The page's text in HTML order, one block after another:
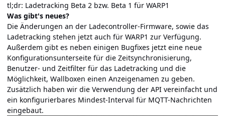
tl;dr: Ladetracking Beta 2 bzw. Beta 1 für WARP1
Was gibt's neues?
Die Änderungen an der Ladecontroller-Firmware, sowie das
Ladetracking stehen jetzt auch für WARP1 zur Verfügung.
Außerdem gibt es neben einigen Bugfixes jetzt eine neue
Konfigurationsunterseite für die Zeitsynchronisierung,
Benutzer- und Zeitfilter für das Ladetracking und die
Möglichkeit, Wallboxen einen Anzeigenamen zu geben.
Zusätzlich haben wir die Verwendung der API vereinfacht und
ein konfigurierbares Mindest-Interval für MQTT-Nachrichten
eingebaut.